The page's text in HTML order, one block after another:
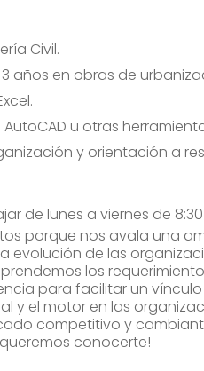
Civil.
años en obras de
u otras
y orientación a
de lunes a viernes de 8:30
porque nos avala una
evolución de las
los
para facilitar un
y el motor en las
competitivo y
conocerte!